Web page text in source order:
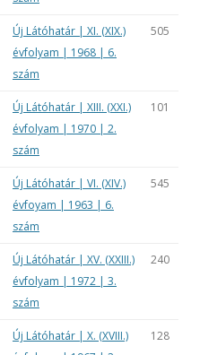
Új Látóhatár | XI. (XIX.)
évfolyam | 1968 | 6.
szám
505
Új Látóhatár | XIII. (XXI.)
évfolyam | 1970 | 2.
szám
101
Új Látóhatár | VI. (XIV.)
évfoyam | 1963 | 6.
szám
545
Új Látóhatár | XV. (XXIII.)
évfolyam | 1972 | 3.
szám
240
Új Látóhatár | X. (XVIII.)
128